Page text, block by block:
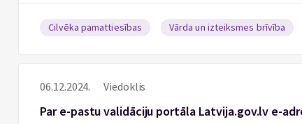
Cilvēka pamattiesības Vārda un izteiksmes brīvība
06.12.2024. Viedoklis
Par e-pastu validāciju portāla Latvija.gov.lv e-